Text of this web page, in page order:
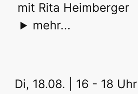
mit Rita Heimberger
mehr...
Di, 18.08. | 16 - 18 Uhr |